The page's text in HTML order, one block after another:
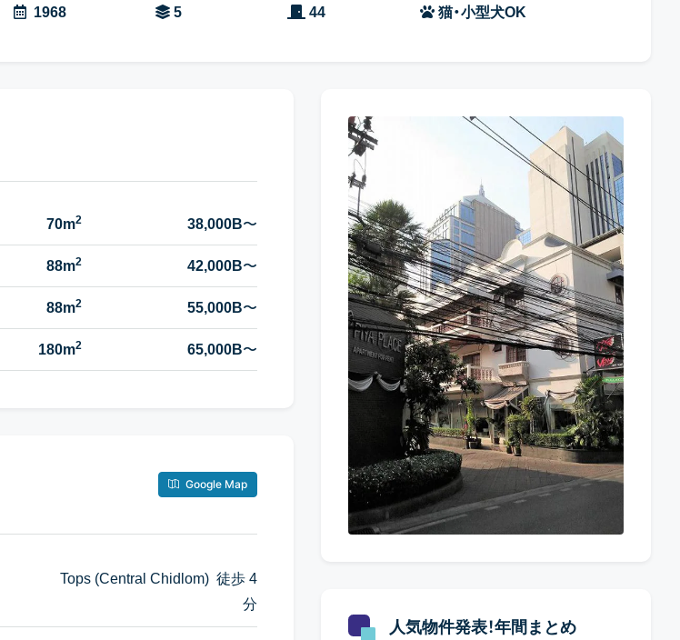
1968
5
44
猫・小型犬OK
70m2 38,000B〜
88m2 42,000B〜
88m2 55,000B〜
180m2 65,000B〜
Google Map
Tops (Central Chidlom) 徒歩 4
分
人気物件発表！年間まとめ